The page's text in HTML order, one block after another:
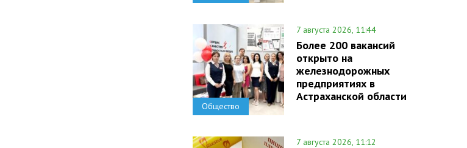
Общество
7 августа 2026, 11:44
Более 200 вакансий
открыто на
железнодорожных
предприятиях в
Астраханской области
7 августа 2026, 11:12